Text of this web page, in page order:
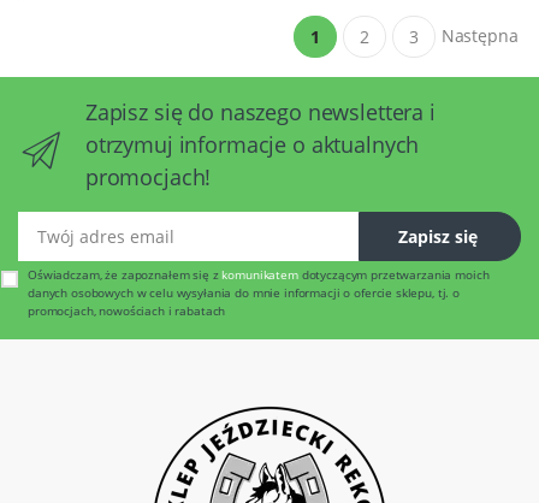
1 2 3 Następna
Zapisz się do naszego newslettera i
otrzymuj informacje o aktualnych
promocjach!
Zapisz się
Oświadczam, że zapoznałem się z komunikatemdotyczącym przetwarzania moich
danych osobowych w celu wysyłania do mnie informacji o ofercie sklepu, tj. o
promocjach, nowościach i rabatach